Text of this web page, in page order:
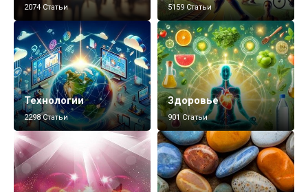
2074 Статьи 5159 Статьи
Технологии
2298 Статьи
Здоровье
901 Статьи